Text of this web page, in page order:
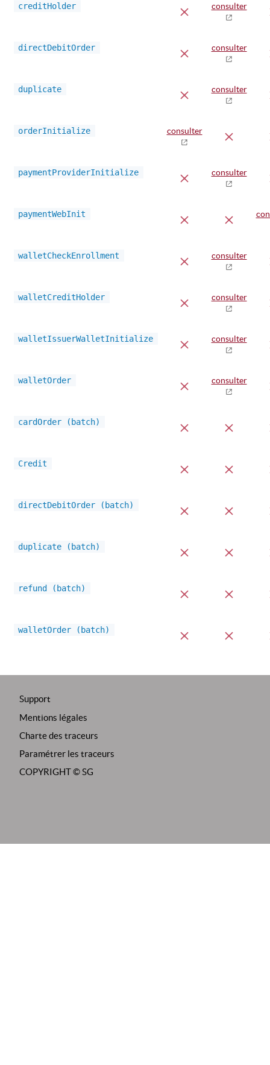
creditHolder consulter
directDebitOrder consulter
duplicate consulter
orderInitialize consulter
paymentProviderInitialize consulter
paymentWebInit
walletCheckEnrollment consulter
walletCreditHolder consulter
walletIssuerWalletInitialize consulter
walletOrder consulter
cardOrder (batch)
Credit
directDebitOrder (batch)
duplicate (batch)
refund (batch)
walletOrder (batch)
Support
Mentions légales
Charte des traceurs
Paramétrer les traceurs
COPYRIGHT ©SG